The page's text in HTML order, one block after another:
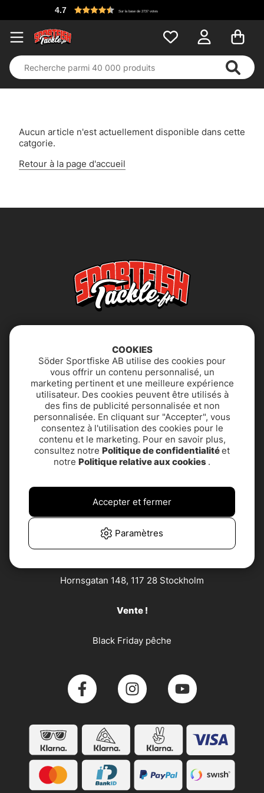
4.7 Sur la base de 2737 votes
Aucun article n'est actuellement disponible dans cette
catgorie.
Retour à la page d'accueil
Déclaration
d'accessibilité
FAQ
Politique de
confidentialité
SUPPORT PRODUIT &
CONTACT
Service client
Söder Sportfiske AB
Hornsgatan 148, 117 28 Stockholm
Vente !
Black Friday pêche
COOKIES
Söder Sportfiske AB utilise des cookies pour
vous offrir un contenu personnalisé, un
marketing pertinent et une meilleure expérience
utilisateur. Des cookies peuvent être utilisés à
des fins de publicité personnalisée et non
personnalisée. En cliquant sur "Accepter", vous
consentez à l'utilisation des cookies pour le
contenu et le marketing. Pour en savoir plus,
consultez notre Politique de confidentialitéet
notre Politique relative aux cookies .
Paramètres
Accepter et fermer